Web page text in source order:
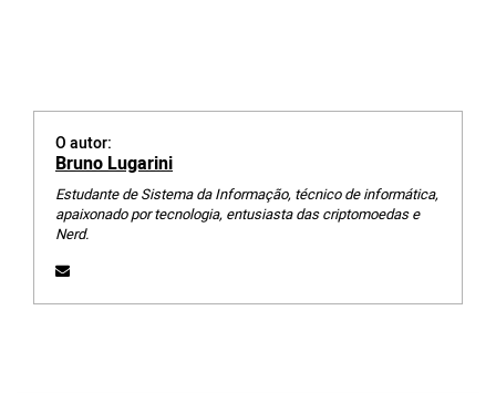
O autor:
Bruno Lugarini
Estudante de Sistema da Informação, técnico de informática,
apaixonado por tecnologia, entusiasta das criptomoedas e
Nerd.